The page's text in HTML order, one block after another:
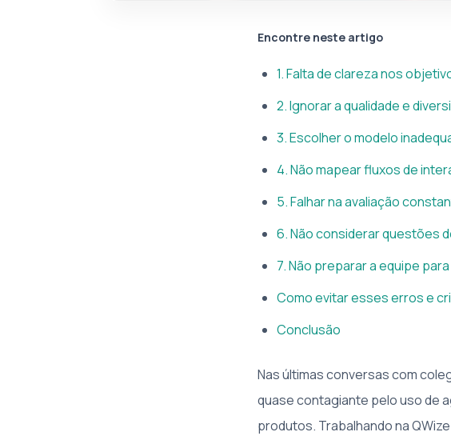
Encontre neste artigo
1. Falta de clareza nos
2. Ignorar a qualidade e
3. Escolher o modelo
4. Não mapear fluxos de
5. Falhar na avaliação
6. Não considerar questões
7. Não preparar a equipe
Como evitar esses erros e
Conclusão
Nas últimas conversas com
quase contagiante pelo uso de
produtos. Trabalhando na